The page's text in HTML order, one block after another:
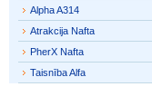
Alpha A314
Atrakcija Nafta
PherX Nafta
Taisnība Alfa